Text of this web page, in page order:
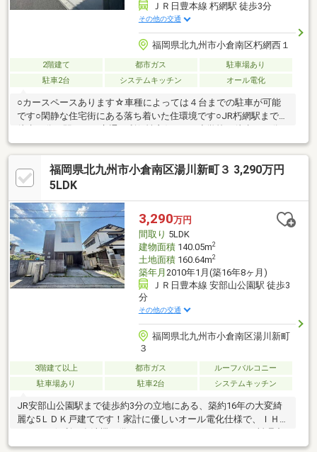
ＪＲ日豊本線 朽網駅 徒歩3分
その他の交通
福岡県北九州市小倉南区朽網西１
2階建て 都市ガス
駐車場あり
駐車2台
システムキッチン オール電化
○カースペースあります☆車種によっては４台までの駐車が可能
です○閑静な住宅街にある落ち着いた住環境です○JR朽網駅までは
程度です☆毎日の通学に便利ですね○コンビニが徒歩５分の場所
にあります☆ちょっとしたお買い物に困りません○食材の調達に
便利なスーパーが徒歩１１分です【当社自慢のワンストップサー
ビス】・当社在籍スタッフはリフォーム、ローンに関するエキス
替え先を探しながら、ご自宅の売却が並行して行えます！・もち
ろん査定も無料です♪
福岡県北九州市小倉南区湯川新町３ 3,290万円
5LDK
3,290万円
間取り 5LDK
建物面積140.05m2
土地面積160.64m2
築年月 2010年1月(築16年8ヶ月)
ＪＲ日豊本線 安部山公園駅 徒歩3
分
その他の交通
福岡県北九州市小倉南区湯川新町
３
3階建て以上 都市ガス
ルーフバルコニー
駐車場あり
駐車2台 システムキッチン
JR安部山公園駅まで徒歩約3分の立地にある、築約16年の大変綺
麗な5ＬＤＫ戸建てです！家計に優しいオール電化仕様で、ＩＨヒ
ーターや便利な食洗機を備えたカウンターキッチンは、お料理中
もリビングにいるご家族との会話が弾みます♪浴室乾燥機や追焚機